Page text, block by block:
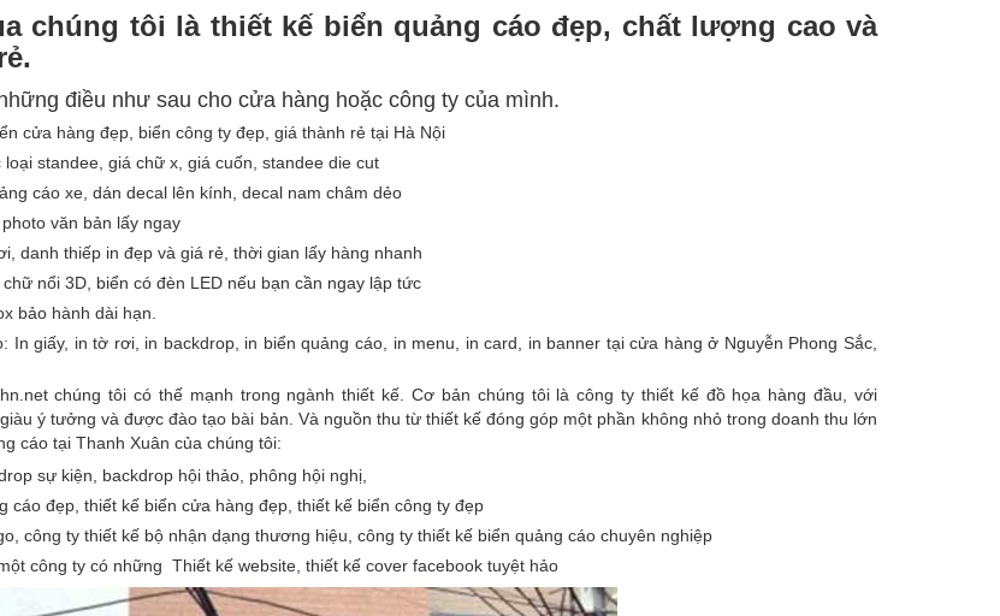
chúng tôi là thiết kế biển quảng cáo đẹp, chất lượng cao và
điều như sau cho cửa hàng hoặc công ty của mình.
cửa hàng đẹp, biển công ty đẹp, giá thành rẻ tại Hà Nội
loại standee, giá chữ x, giá cuốn, standee die cut
cáo xe, dán decal lên kính, decal nam châm dẻo
văn bản lấy ngay
danh thiếp in đẹp và giá rẻ, thời gian lấy hàng nhanh
nổi 3D, biển có đèn LED nếu bạn cần ngay lập tức
bảo hành dài hạn.
In giấy, in tờ rơi, in backdrop, in biển quảng cáo, in menu, in card, in banner tại cửa hàng ở Nguyễn Phong Sắc,
chúng tôi có thế mạnh trong ngành thiết kế. Cơ bản chúng tôi là công ty thiết kế đồ họa hàng đầu, với
ý tưởng và được đào tạo bài bản. Và nguồn thu từ thiết kế đóng góp một phần không nhỏ trong doanh thu lớn
cáo tại Thanh Xuân của chúng tôi:
sự kiện, backdrop hội thảo, phông hội nghị,
cáo đẹp, thiết kế biển cửa hàng đẹp, thiết kế biển công ty đẹp
công ty thiết kế bộ nhận dạng thương hiệu, công ty thiết kế biển quảng cáo chuyên nghiệp
công ty có những Thiết kế website, thiết kế cover facebook tuyệt hảo